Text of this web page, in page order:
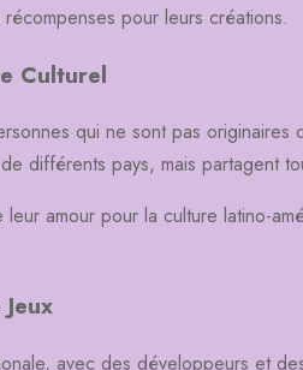
pour leurs créations.
Culturel
qui ne sont pas
différents pays, mais partagent
amour pour la culture latino-
avec des développeurs et